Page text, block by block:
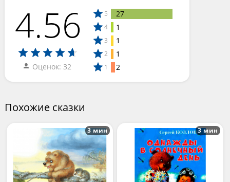
4.56
Оценок: 32
5 27
4 1
3 1
2 1
1 2
Похожие сказки
3 мин 3 мин